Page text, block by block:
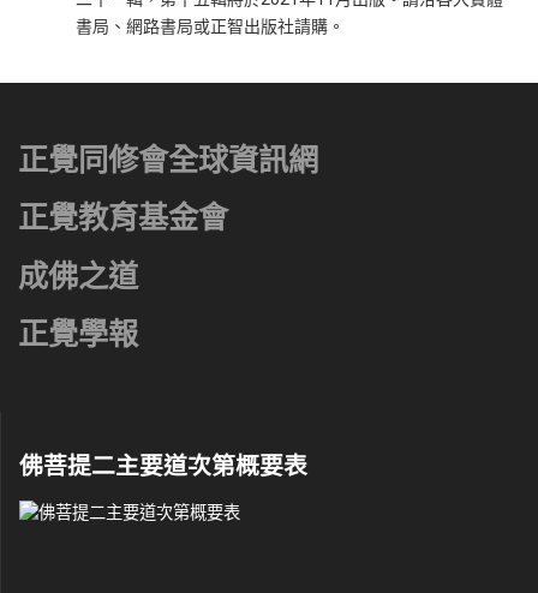
書局、網路書局或正智出版社請購。
正覺同修會全球資訊網
正覺教育基金會
成佛之道
正覺學報
佛菩提二主要道次第概要表